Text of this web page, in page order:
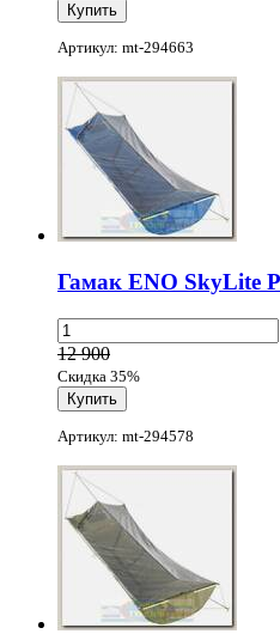
Артикул: mt-294663
Гамак ENO SkyLite
12 900
Скидка 35%
Артикул: mt-294578